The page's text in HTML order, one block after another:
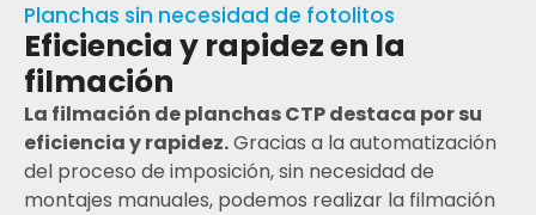
Planchas sin necesidad de fotolitos
Eficiencia y rapidez en la
filmación
La filmación de planchas CTP destaca por su
eficiencia y rapidez.Gracias a la automatización
del proceso de imposición, sin necesidad de
montajes manuales, podemos realizar la filmación